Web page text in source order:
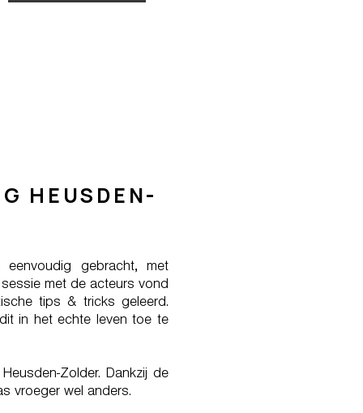
HEUSDEN-
gebracht, met
met de acteurs vond
tips & tricks geleerd.
in het echte leven toe te
Zolder. Dankzij de
vroeger wel anders.